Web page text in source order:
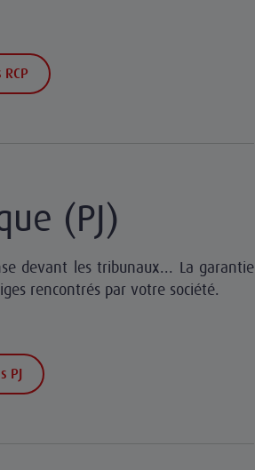
(PJ)
devant les tribunaux... La garantie
rencontrés par votre société.
PJ